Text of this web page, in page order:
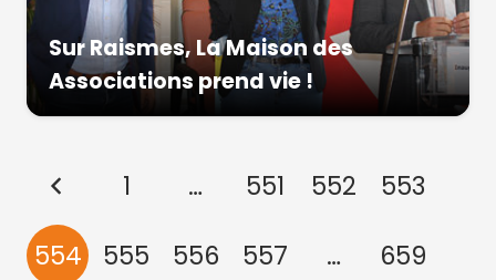
Sur Raismes, La Maison des
Associations prend vie !
1 … 551 552
553
554
555 556 557 … 659